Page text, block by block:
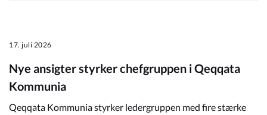
17. juli 2026
Nye ansigter styrker chefgruppen i Qeqqata
Kommunia
Qeqqata Kommunia styrker ledergruppen med fire stærke